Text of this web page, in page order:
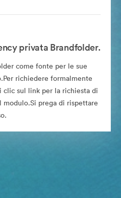
privata Brandfolder.
come fonte per le sue
richiedere formalmente
clic sul link per la richiesta di
modulo.Si prega di rispettare